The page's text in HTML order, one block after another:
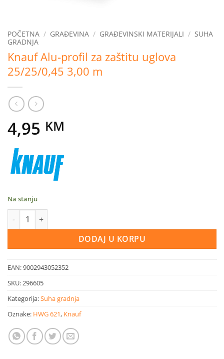
POČETNA / GRAĐEVINA / GRAĐEVINSKI MATERIJALI / SUHA
GRADNJA
Knauf Alu-profil za zaštitu uglova
25/25/0,45 3,00 m
4,95 KM
Na stanju
Knauf Alu-profil za zaštitu uglova 25/25/0,45 3,00 m količina
DODAJ U KORPU
EAN:9002943052352
SKU:296605
Kategorija:Suha gradnja
Oznake: HWG 621, Knauf